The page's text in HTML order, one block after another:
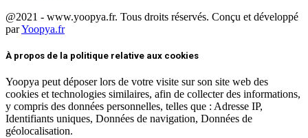
@2021 - www.yoopya.fr. Tous droits réservés. Conçu et développé
parYoopya.fr
À propos de la politique relative aux cookies
Yoopya peut déposer lors de votre visite sur son site web des
cookies et technologies similaires, afin de collecter des informations,
y compris des données personnelles, telles que : Adresse IP,
Identifiants uniques, Données de navigation, Données de
géolocalisation.